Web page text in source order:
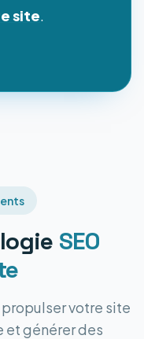
site.
SEO
votre site
et générer des